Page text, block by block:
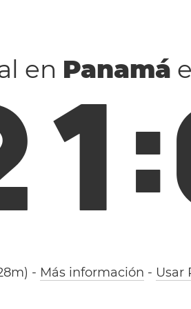
en Panamá
1:
- Más información - Usar